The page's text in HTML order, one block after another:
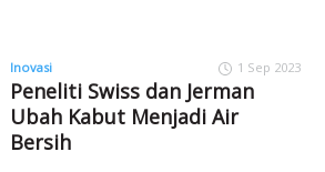
Inovasi 1 Sep 2023
Peneliti Swiss dan Jerman
Ubah Kabut Menjadi Air
Bersih